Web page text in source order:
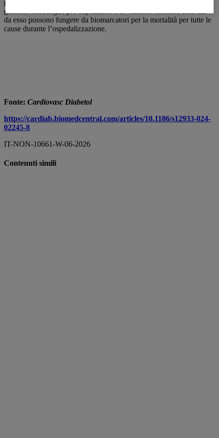
personalizzato per i pazienti ospedalizzati con T2DM. I livelli di
glucosio nel sangue pre-ospedalieri e le variabili correlate derivate
da esso possono fungere da biomarcatori per la mortalità per tutte le
cause durante l’ospedalizzazione.
Fonte: Cardiovasc Diabetol
https://cardiab.biomedcentral.com/articles/10.1186/s12933-024-
02245-8
IT-NON-10661-W-06-2026
Contenuti simili